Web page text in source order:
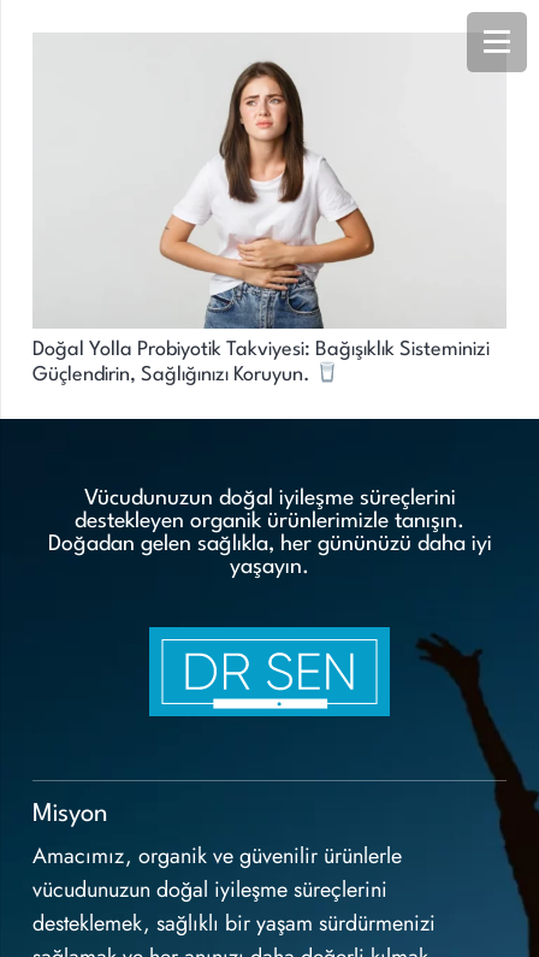
Doğal Yolla Probiyotik Takviyesi: Bağışıklık Sisteminizi
Güçlendirin, Sağlığınızı Koruyun.
Vücudunuzun doğal iyileşme süreçlerini
destekleyen organik ürünlerimizle tanışın.
Doğadan gelen sağlıkla, her gününüzü daha iyi
yaşayın.
Misyon
Amacımız, organik ve güvenilir ürünlerle
vücudunuzun doğal iyileşme süreçlerini
desteklemek, sağlıklı bir yaşam sürdürmenizi